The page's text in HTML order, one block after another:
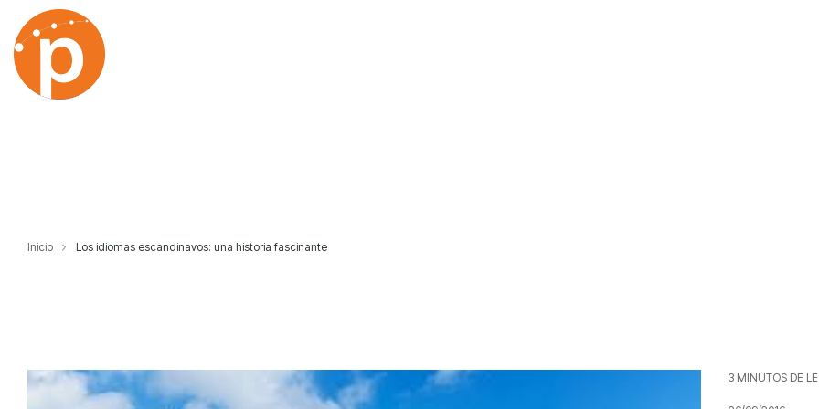
the
main
content.
Inicio Los idiomas escandinavos: una historia fascinante
3 MINUTOS DE